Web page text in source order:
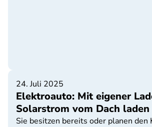
24. Juli 2025
Elektroauto: Mit eigener
Solarstrom vom Dach laden
Sie besitzen bereits oder planen den